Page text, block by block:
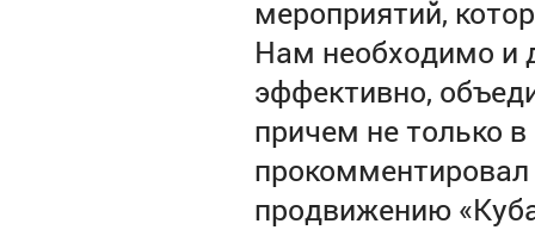
мероприятий,
Нам необходимо и
эффективно,
причем не только
продвижению